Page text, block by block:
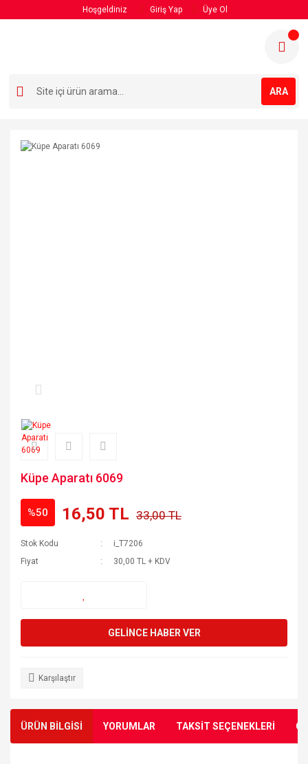
Hoşgeldiniz Giriş Yap Üye Ol
ARA
Küpe Aparatı 6069
%50 16,50 TL 33,00 TL
Stok Kodu
i_T7206
Fiyat
30,00 TL + KDV
GELİNCE HABER VER
Karşılaştır
ÜRÜN BİLGİSİ YORUMLAR TAKSİT SEÇENEKLERİ